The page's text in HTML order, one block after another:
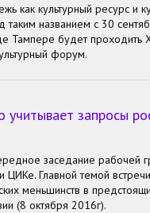
как культурный ресурс и
таким названием с 30
Тампере будет проходить
форум.
запросы
заседание рабочей
ЦИКе. Главной темой
меньшинств в
(8 октября 2016г).